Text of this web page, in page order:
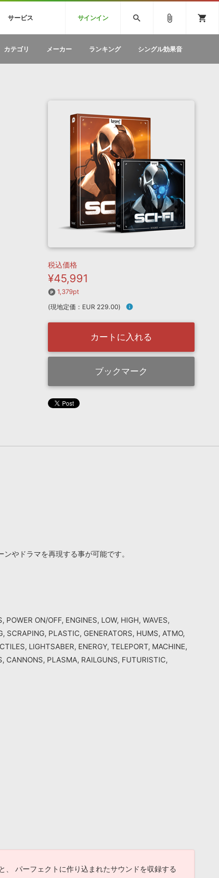
製品一覧
テクニカルサポート窓口
サービス
めの無
ボーカルパートの制作が自由自在な、次世代
型ボーカル・エディタ
サインイン search
SPITFIRE AUDIO
効果音 BGM
attach_file shopping_cart
カテゴリ メーカー ランキング シングル効果音
税込価格
¥45,991
1,379pt
(現地定価：EUR 229.00)
info
カートに入れる
ブックマーク
やドラマを再現する事が可能です。
ON/OFF, ENGINES, LOW, HIGH, WAVES,
SCRAPING, PLASTIC, GENERATORS, HUMS, ATMO,
LIGHTSABER, ENERGY, TELEPORT, MACHINE,
CANNONS, PLASMA, RAILGUNS, FUTURISTIC,
パーフェクトに作り込まれたサウンドを収録する